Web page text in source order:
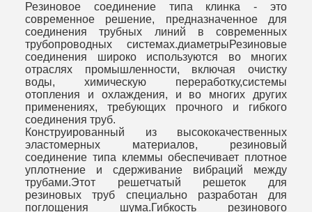
Резиновое соединение типа клинка - это
современное решение, предназначенное для
соединения трубных линий в современных
трубопроводных системах.диаметрыРезиновые
соединения широко используются во многих
отраслях промышленности, включая очистку
воды, химическую переработку,системы
отопления и охлаждения, и во многих других
применениях, требующих прочного и гибкого
соединения труб.
Конструированный из высококачественных
эластомерных материалов, резиновый
соединение типа клеммы обеспечивает плотное
уплотнение и сдерживание вибраций между
трубами.Этот решетчатый решеток для
резиновых труб специально разработан для
поглощения шума.Гибкость резинового